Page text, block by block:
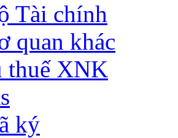
Tài chính
quan khác
thuế XNK
ký